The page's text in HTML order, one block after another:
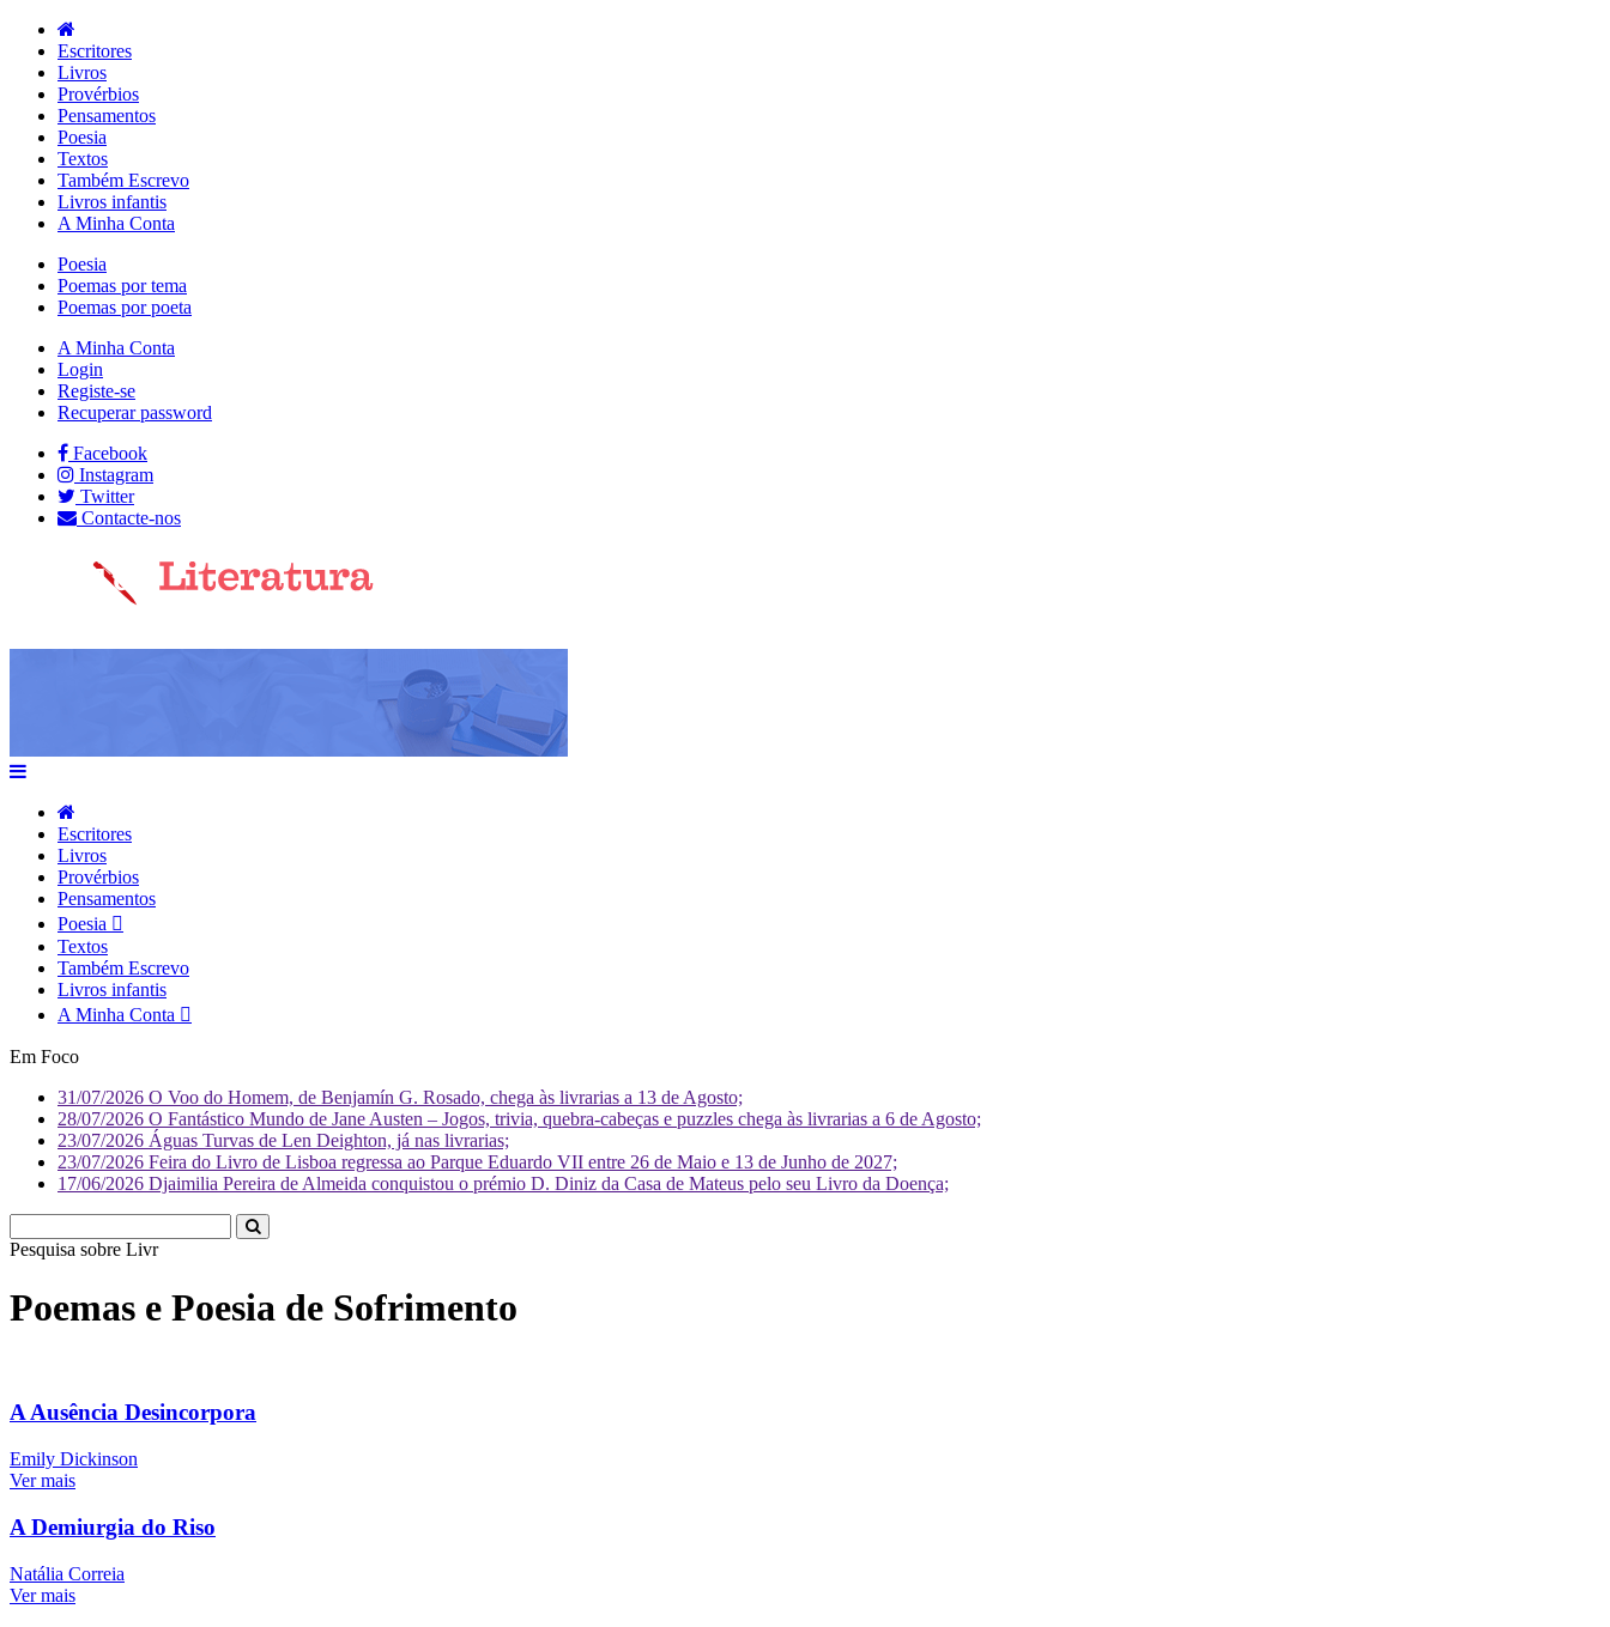
Escritores
Livros
Provérbios
Pensamentos
Poesia
Textos
Também Escrevo
Livros infantis
A Minha Conta
Poesia
Poemas por tema
Poemas por poeta
A Minha Conta
Login
Registe-se
Recuperar password
Facebook
Instagram
Twitter
Contacte-nos
Escritores
Livros
Provérbios
Pensamentos
Poesia
Textos
Também Escrevo
Livros infantis
A Minha Conta
Em Foco
31/07/2026 O Voo do Homem, de Benjamín G. Rosado, chega às livrarias a 13 de Agosto;
28/07/2026 O Fantástico Mundo de Jane Austen – Jogos, trivia, quebra-cabeças e puzzles chega às livrarias a 6 de Agosto;
23/07/2026 Águas Turvas de Len Deighton, já nas livrarias;
23/07/2026 Feira do Livro de Lisboa regressa ao Parque Eduardo VII entre 26 de Maio e 13 de Junho de 2027;
17/06/2026 Djaimilia Pereira de Almeida conquistou o prémio D. Diniz da Casa de Mateus pelo seu Livro da Doença;
Pesquisa sobre Literatura
Poemas e Poesia de Sofrimento
A Ausência Desincorpora
Emily Dickinson
Ver mais
A Demiurgia do Riso
Natália Correia
Ver mais